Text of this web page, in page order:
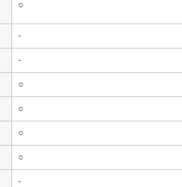
○
-
-
○
○
○
○
-